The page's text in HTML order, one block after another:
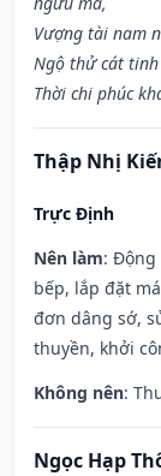
Vượng tài nam
Ngộ thử cát
Thời chi phúc
Thập Nhị
Trực Định
Nên làm: Động
bếp, lắp đặt
đơn dâng sớ,
thuyền, khởi
Không nên:
Ngọc Hạp